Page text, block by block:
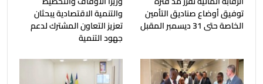
توفيق أوضاع صناديق التأمين
الخاصة حتى 31 ديسمبر المقبل
والتنمية الاقتصادية يبحثان
تعزيز التعاون المشترك لدعم
جهود التنمية